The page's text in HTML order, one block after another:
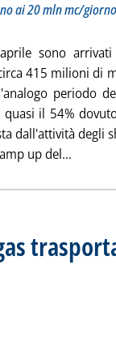
ai 20 mln mc/
sono
415 milioni di
periodo
il 54%
dall'attività degli
up del...
2021
gas